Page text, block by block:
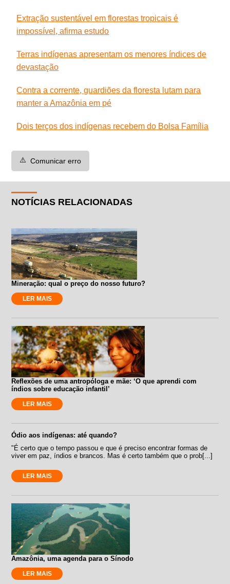
Extração sustentável em florestas tropicais é
impossível, afirma estudo
Terras indígenas apresentam os menores índices de
devastação
Contra a corrente, guardiões da floresta lutam para
manter a Amazônia em pé
Dois terços dos indígenas recebem do Bolsa Família
⚠️ Comunicar erro
NOTÍCIAS RELACIONADAS
Mineração: qual o preço do nosso futuro?
LER MAIS
Reflexões de uma antropóloga e mãe: ‘O que aprendi com
índios sobre educação infantil’
LER MAIS
Ódio aos indígenas: até quando?
"É certo que o tempo passou e que é preciso encontrar formas de
viver em paz, índios e brancos. Mas é certo também que o prob[...]
LER MAIS
Amazônia, uma agenda para o Sínodo
LER MAIS